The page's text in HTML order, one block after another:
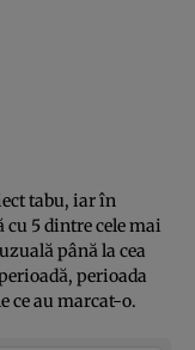
tabu, iar în
5 dintre cele mai
până la cea
perioada
ce au marcat-o.